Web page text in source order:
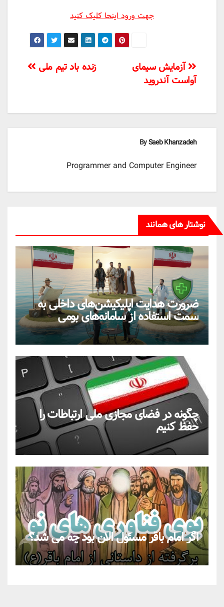
جهت ورود اینحا کلیک کنید
راهبری
نوشته‌ها
زنده باد تیم ملی
آزمایش سیمای
آواست آندروید
BySaeb Khanzadeh
Programmer and Computer Engineer
نوشتار های همانند
ضرورت هدایت اپلیکیشن‌های داخلی به
سمت استفاده از سامانه‌های بومی
چگونه در فضای مجازی ملی ارتباطات را
حفظ کنیم
اگر امام باقر مسئول الان بود چه می شد؟